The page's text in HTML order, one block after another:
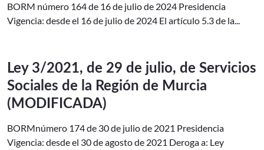
BORM número 164 de 16 de julio de 2024 Presidencia
Vigencia: desde el 16 de julio de 2024 El artículo 5.3 de la...
Ley 3/2021, de 29 de julio, de Servicios
Sociales de la Región de Murcia
(MODIFICADA)
BORMnúmero 174 de 30 de julio de 2021 Presidencia
Vigencia: desde el 30 de agosto de 2021 Deroga a: Ley